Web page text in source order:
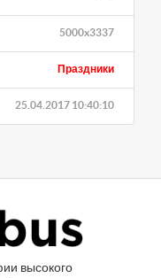
5000x3337
Праздники
25.04.2017 10:40:10
высокого